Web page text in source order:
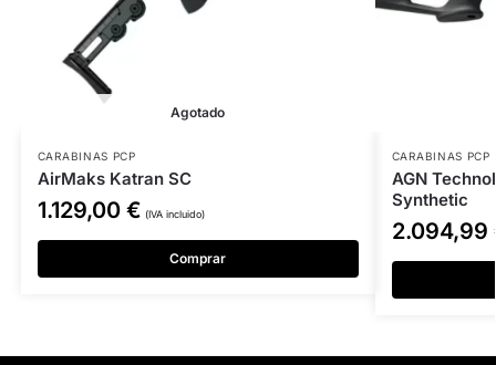
Agotado
CARABINAS PCP
AirMaks Katran SC
1.129,00 € (IVA incluido)
Comprar
CARABINAS PCP
AGN
Synthetic
2.094,99